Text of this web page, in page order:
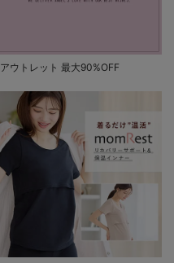
アウトレット 最大90%OFF